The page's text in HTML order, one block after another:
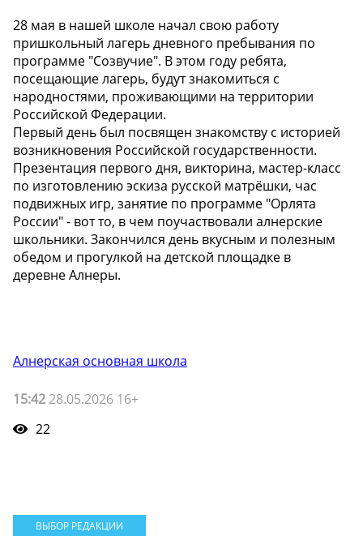
28 мая в нашей школе начал свою работу
пришкольный лагерь дневного пребывания по
программе "Созвучие". В этом году ребята,
посещающие лагерь, будут знакомиться с
народностями, проживающими на территории
Российской Федерации.
Первый день был посвящен знакомству с историей
возникновения Российской государственности.
Презентация первого дня, викторина, мастер-класс
по изготовлению эскиза русской матрёшки, час
подвижных игр, занятие по программе "Орлята
России" - вот то, в чем поучаствовали алнерские
школьники. Закончился день вкусным и полезным
обедом и прогулкой на детской площадке в
деревне Алнеры.
Алнерская основная школа
15:42 28.05.2026 16+
22
ВЫБОР РЕДАКЦИИ